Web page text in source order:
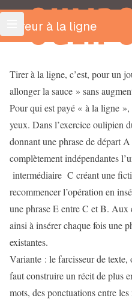
OULIPO
Tireur à la ligne
Tirer à la ligne, c’est, pour un
allonger la sauce » sans
Pour qui est payé « à la ligne
yeux. Dans l’exercice oulipien
donnant une phrase de départ
complètement indépendantes
intermédiaire C créant une
recommencer l’opération en
une phrase E entre C et B. Aux
ainsi à insérer chaque fois une
existantes.
Variante : le farcisseur de
faut construire un récit de plus
mots, des ponctuations entre